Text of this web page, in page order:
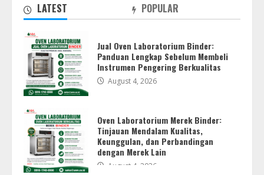
Gold Meter Indicator: Indikator
LATEST POPULAR
Jual Oven Laboratorium Binder:
Panduan Lengkap Sebelum Membeli
Instrumen Pengering Berkualitas
August 4, 2026
Oven Laboratorium Merek Binder:
Tinjauan Mendalam Kualitas,
Keunggulan, dan Perbandingan
dengan Merek Lain
August 4, 2026